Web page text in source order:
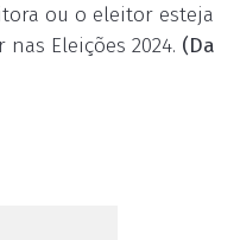
ou o eleitor esteja
Eleições 2024. (Da